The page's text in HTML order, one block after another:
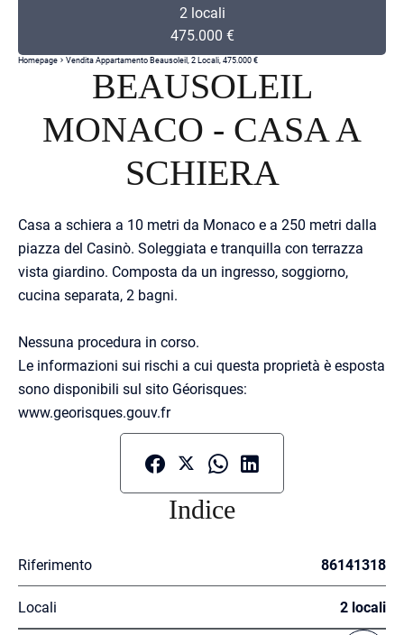
2 locali
475.000 €
Homepage Vendita Appartamento Beausoleil, 2 Locali, 475.000 €
BEAUSOLEIL
MONACO - CASA A
SCHIERA
Casa a schiera a 10 metri da Monaco e a 250 metri dalla
piazza del Casinò. Soleggiata e tranquilla con terrazza
vista giardino. Composta da un ingresso, soggiorno,
cucina separata, 2 bagni.
Nessuna procedura in corso.
Le informazioni sui rischi a cui questa proprietà è esposta
sono disponibili sul sito Géorisques:
www.georisques.gouv.fr
Indice
Riferimento 86141318
Locali 2 locali